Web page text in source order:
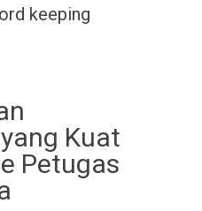
keeping
Kuat
Petugas